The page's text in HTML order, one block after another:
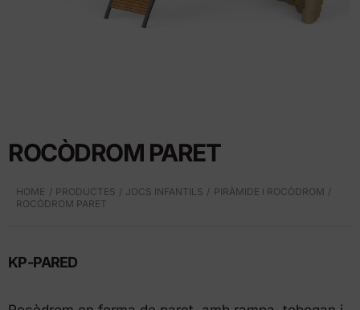
ROCÒDROM PARET
HOME PRODUCTES JOCS INFANTILS
PIRÀMIDE I ROCÒDROM
ROCÒDROM PARET
KP-PARED